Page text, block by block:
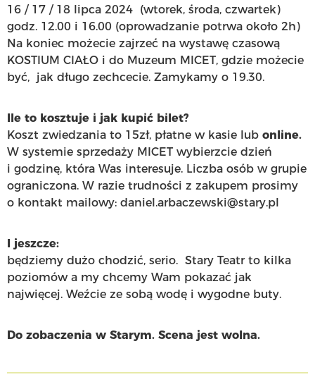
16 / 17 / 18 lipca 2024 (wtorek, środa, czwartek)
godz. 12.00 i 16.00 (oprowadzanie potrwa około 2h)
Na koniec możecie zajrzeć na wystawę czasową
KOSTIUM CIAŁO i do Muzeum MICET, gdzie możecie
być, jak długo zechcecie. Zamykamy o 19.30.
Ile to kosztuje i jak kupić bilet?
Koszt zwiedzania to 15zł, płatne w kasie lub online.
W systemie sprzedaży MICET wybierzcie dzień
i godzinę, która Was interesuje. Liczba osób w grupie
ograniczona. W razie trudności z zakupem prosimy
o kontakt mailowy: daniel.arbaczewski@stary.pl
I jeszcze:
będziemy dużo chodzić, serio. Stary Teatr to kilka
poziomów a my chcemy Wam pokazać jak
najwięcej. Weźcie ze sobą wodę i wygodne buty.
Do zobaczenia w Starym. Scena jest wolna.